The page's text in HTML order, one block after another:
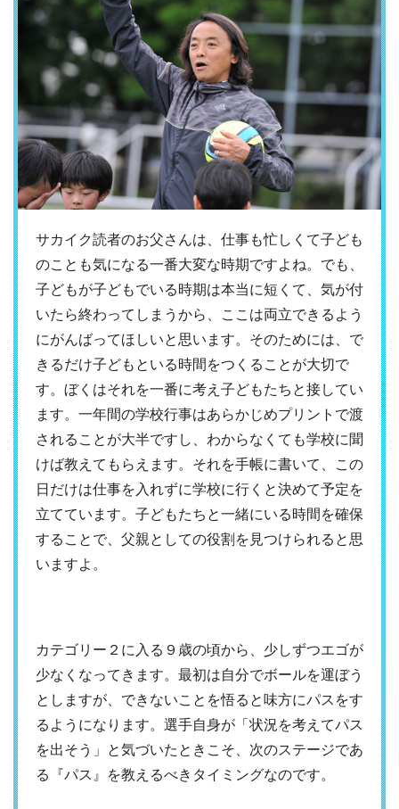
サカイク読者のお父さんは、仕事も忙しくて子ども
のことも気になる一番大変な時期ですよね。でも、
子どもが子どもでいる時期は本当に短くて、気が付
いたら終わってしまうから、ここは両立できるよう
にがんばってほしいと思います。そのためには、で
きるだけ子どもといる時間をつくることが大切で
す。ぼくはそれを一番に考え子どもたちと接してい
ます。一年間の学校行事はあらかじめプリントで渡
されることが大半ですし、わからなくても学校に聞
けば教えてもらえます。それを手帳に書いて、この
日だけは仕事を入れずに学校に行くと決めて予定を
立てています。子どもたちと一緒にいる時間を確保
することで、父親としての役割を見つけられると思
いますよ。
カテゴリー２に入る９歳の頃から、少しずつエゴが
少なくなってきます。最初は自分でボールを運ぼう
としますが、できないことを悟ると味方にパスをす
るようになります。選手自身が「状況を考えてパス
を出そう」と気づいたときこそ、次のステージであ
る『パス』を教えるべきタイミングなのです。